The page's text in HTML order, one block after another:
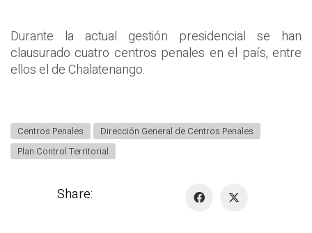
Durante la actual gestión presidencial se han
clausurado cuatro centros penales en el país, entre
ellos el de Chalatenango.
Centros Penales
Dirección General de Centros Penales
Plan Control Territorial
Share: